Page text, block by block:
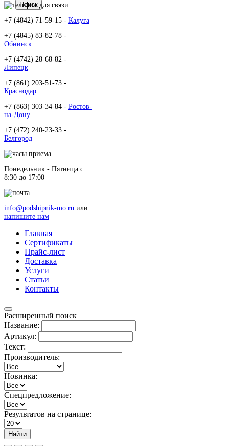
+7 (4842) 71-59-15 - Калуга
+7 (4845) 83-82-78 -
Обнинск
+7 (4742) 28-68-82 -
Липецк
+7 (861) 203-51-73 -
Краснодар
+7 (863) 303-34-84 - Ростов-
на-Дону
+7 (472) 240-23-33 -
Белгород
Понедельник - Пятница c
8:30 до 17:00
info@podshipnik-mo.ru или
напишите нам
Главная
Сертификаты
Прайс-лист
Доставка
Услуги
Статьи
Контакты
Расширенный поиск
Название:
Артикул:
Текст:
Производитель:
Новинка:
Спецпредложение:
Результатов на странице:
Найти